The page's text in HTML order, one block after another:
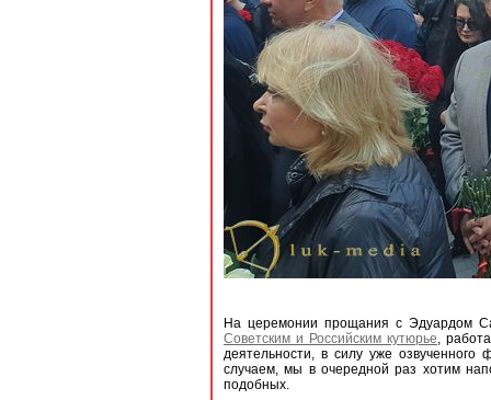
На церемонии прощания с Эдуардом
Советским и Российским кутюрье,
деятельности, в силу уже
случаем, мы в очередной раз хотим
подобных.